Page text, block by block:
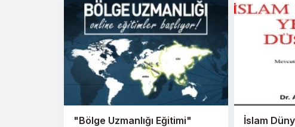
"Bölge Uzmanlığı Eğitimi"
İslam